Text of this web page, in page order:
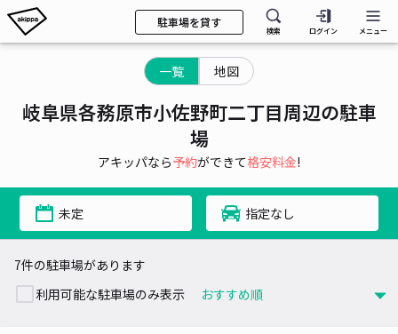
駐車場を貸す
検索 ログイン メニュー
一覧 地図
岐阜県各務原市小佐野町二丁目周辺の駐車
場
アキッパなら予約ができて格安料金!
未定 指定なし
7件の駐車場があります
利用可能な駐車場のみ表示